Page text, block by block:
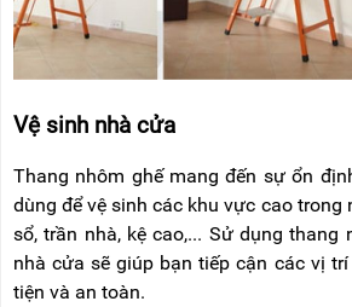
Vệ sinh nhà cửa
Thang nhôm ghế mang đến sự ổn
dùng để vệ sinh các khu vực cao trong
sổ, trần nhà, kệ cao,... Sử dụng thang
nhà cửa sẽ giúp bạn tiếp cận các vị
tiện và an toàn.